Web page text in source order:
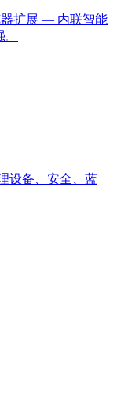
器扩展 — 内联智能
设备、安全、蓝